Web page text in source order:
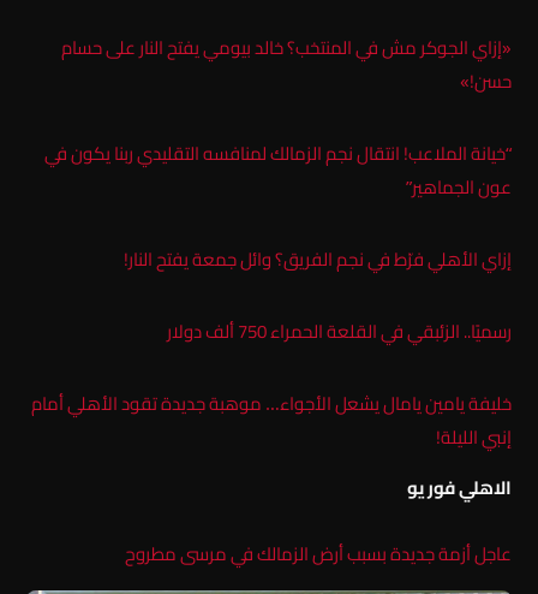
«إزاي الجوكر مش في المنتخب؟ خالد بيومي يفتح النار على حسام
حسن!»
“خيانة الملاعب! انتقال نجم الزمالك لمنافسه التقليدي ربنا يكون في
عون الجماهير”
إزاي الأهلي فرّط في نجم الفريق؟ وائل جمعة يفتح النار!
رسميًا.. الزئبقي في القلعة الحمراء 750 ألف دولار
خليفة يامين يامال يشعل الأجواء… موهبة جديدة تقود الأهلي أمام
إنبي الليلة!
الاهلي فور يو
عاجل أزمة جديدة بسبب أرض الزمالك في مرسى مطروح